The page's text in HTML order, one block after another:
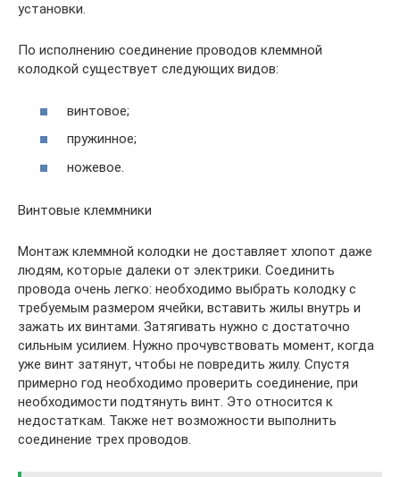
установки.
По исполнению соединение проводов клеммной
колодкой существует следующих видов:
винтовое;
пружинное;
ножевое.
Винтовые клеммники
Монтаж клеммной колодки не доставляет хлопот даже
людям, которые далеки от электрики. Соединить
провода очень легко: необходимо выбрать колодку с
требуемым размером ячейки, вставить жилы внутрь и
зажать их винтами. Затягивать нужно с достаточно
сильным усилием. Нужно прочувствовать момент, когда
уже винт затянут, чтобы не повредить жилу. Спустя
примерно год необходимо проверить соединение, при
необходимости подтянуть винт. Это относится к
недостаткам. Также нет возможности выполнить
соединение трех проводов.